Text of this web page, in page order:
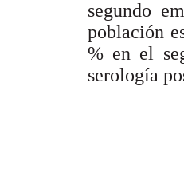
segundo
población
% en el
serología